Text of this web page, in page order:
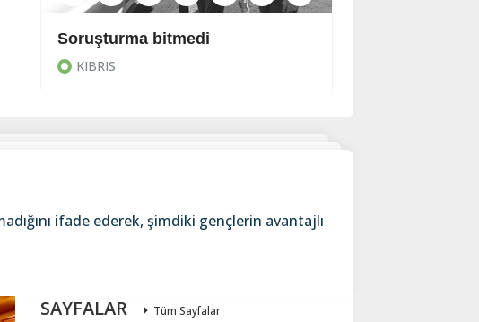
Soruşturma bitmedi
KIBRIS
ifade ederek, şimdiki gençlerin avantajlı
SAYFALAR Tüm Sayfalar